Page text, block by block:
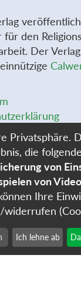
für den
Der
Privatsphäre.
die
von
von
Ihre
Ich lehne ab